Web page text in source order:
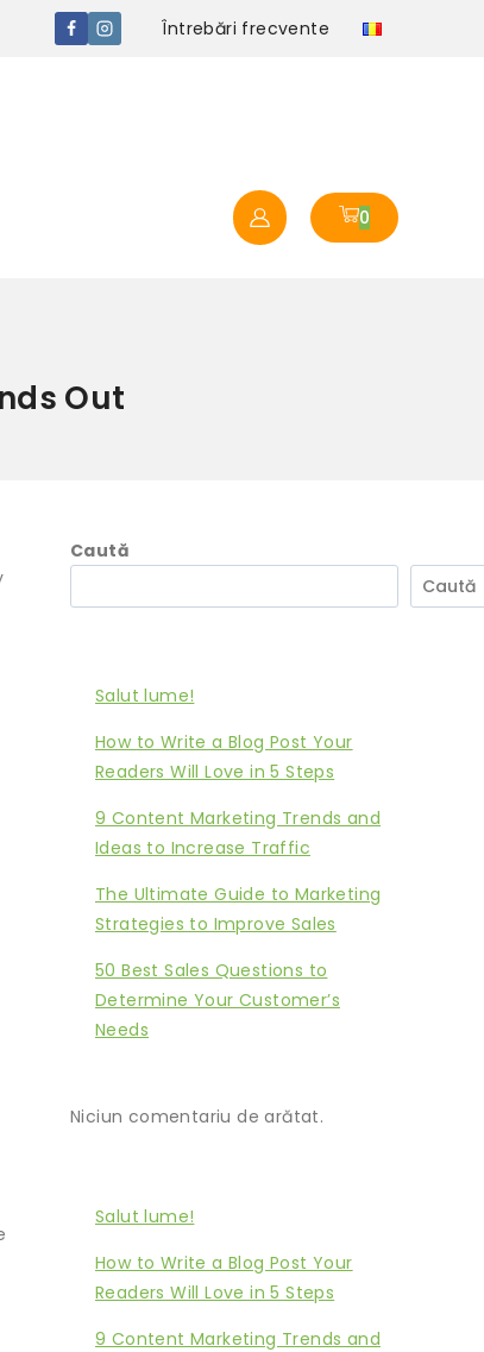
Întrebări frecvente
0
Out
Caută
Caută
Salut lume!
How to Write a Blog Post Your
Readers Will Love in 5 Steps
9 Content Marketing Trends and
Ideas to Increase Traffic
The Ultimate Guide to Marketing
Strategies to Improve Sales
50 Best Sales Questions to
Determine Your Customer’s
Needs
Niciun comentariu de arătat.
Salut lume!
How to Write a Blog Post Your
Readers Will Love in 5 Steps
9 Content Marketing Trends and